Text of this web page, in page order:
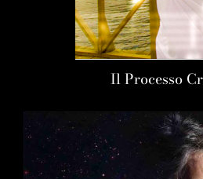
Il Processo